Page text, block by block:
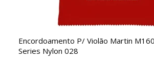
Encordoamento P/ Violão Martin
Series Nylon 028